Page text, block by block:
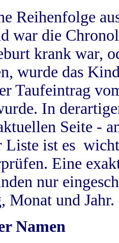
Reihenfolge
war die
krank war,
wurde das
Taufeintrag
In
Seite -
Liste ist es
Eine
nur
Monat und Jahr.
Namen